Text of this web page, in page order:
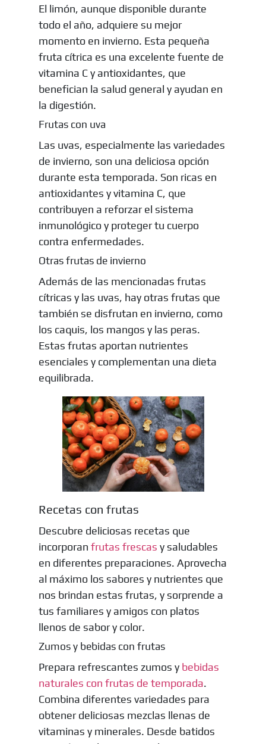
El limón, aunque disponible durante
todo el año, adquiere su mejor
momento en invierno. Esta pequeña
fruta cítrica es una excelente fuente de
vitamina C y antioxidantes, que
benefician la salud general y ayudan en
la digestión.
Frutas con uva
Las uvas, especialmente las variedades
de invierno, son una deliciosa opción
durante esta temporada. Son ricas en
antioxidantes y vitamina C, que
contribuyen a reforzar el sistema
inmunológico y proteger tu cuerpo
contra enfermedades.
Otras frutas de invierno
Además de las mencionadas frutas
cítricas y las uvas, hay otras frutas que
también se disfrutan en invierno, como
los caquis, los mangos y las peras.
Estas frutas aportan nutrientes
esenciales y complementan una dieta
equilibrada.
Recetas con frutas
Descubre deliciosas recetas que
incorporan frutas frescas y saludables
en diferentes preparaciones. Aprovecha
al máximo los sabores y nutrientes que
nos brindan estas frutas, y sorprende a
tus familiares y amigos con platos
llenos de sabor y color.
Zumos y bebidas con frutas
Prepara refrescantes zumos y bebidas
naturales con frutas de temporada.
Combina diferentes variedades para
obtener deliciosas mezclas llenas de
vitaminas y minerales. Desde batidos